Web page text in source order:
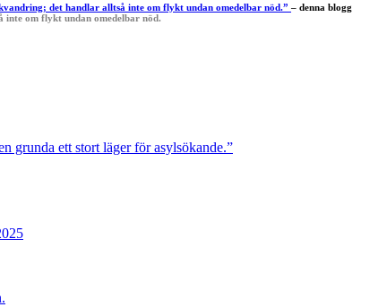
det handlar alltså inte om flykt undan omedelbar nöd.” – denna blogg
om flykt undan omedelbar nöd.
grunda ett stort läger för asylsökande.”